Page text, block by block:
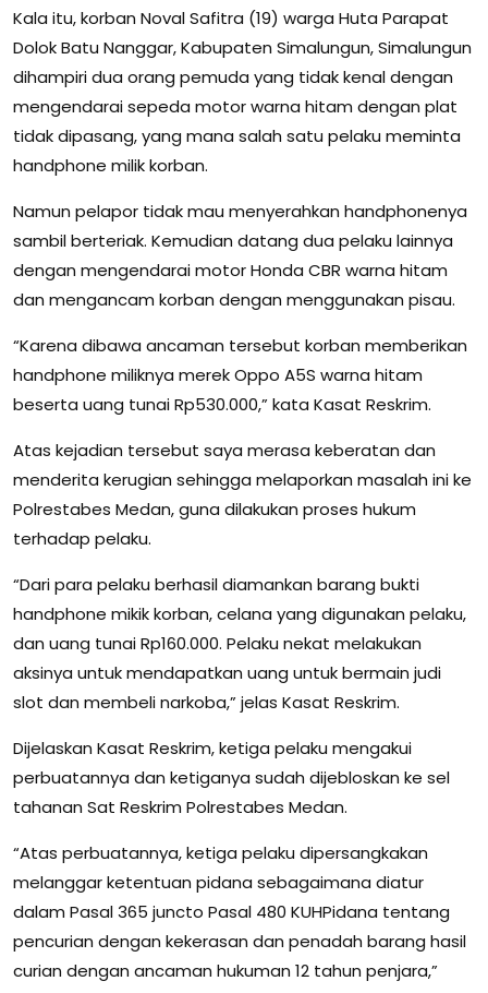
Kala itu, korban Noval Safitra (19) warga Huta Parapat
Dolok Batu Nanggar, Kabupaten Simalungun, Simalungun
dihampiri dua orang pemuda yang tidak kenal dengan
mengendarai sepeda motor warna hitam dengan plat
tidak dipasang, yang mana salah satu pelaku meminta
handphone milik korban.
Namun pelapor tidak mau menyerahkan handphonenya
sambil berteriak. Kemudian datang dua pelaku lainnya
dengan mengendarai motor Honda CBR warna hitam
dan mengancam korban dengan menggunakan pisau.
“Karena dibawa ancaman tersebut korban memberikan
handphone miliknya merek Oppo A5S warna hitam
beserta uang tunai Rp530.000,” kata Kasat Reskrim.
Atas kejadian tersebut saya merasa keberatan dan
menderita kerugian sehingga melaporkan masalah ini ke
Polrestabes Medan, guna dilakukan proses hukum
terhadap pelaku.
“Dari para pelaku berhasil diamankan barang bukti
handphone mikik korban, celana yang digunakan pelaku,
dan uang tunai Rp160.000. Pelaku nekat melakukan
aksinya untuk mendapatkan uang untuk bermain judi
slot dan membeli narkoba,” jelas Kasat Reskrim.
Dijelaskan Kasat Reskrim, ketiga pelaku mengakui
perbuatannya dan ketiganya sudah dijebloskan ke sel
tahanan Sat Reskrim Polrestabes Medan.
“Atas perbuatannya, ketiga pelaku dipersangkakan
melanggar ketentuan pidana sebagaimana diatur
dalam Pasal 365 juncto Pasal 480 KUHPidana tentang
pencurian dengan kekerasan dan penadah barang hasil
curian dengan ancaman hukuman 12 tahun penjara,”